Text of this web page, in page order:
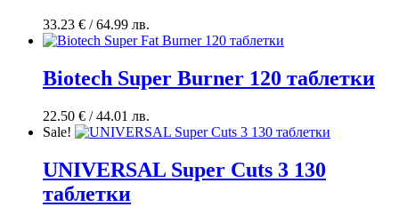
33.23 € / 64.99 лв.
Biotech Super Burner 120 таблетки
22.50 € / 44.01 лв.
Sale!
UNIVERSAL Super Cuts 3 130
таблетки